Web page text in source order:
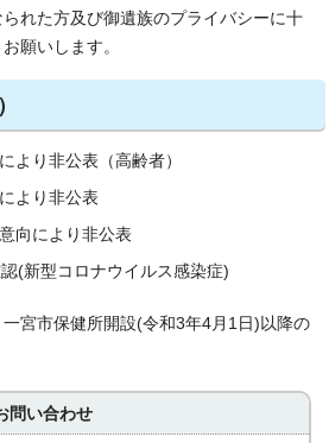
れた方及び御遺族のプライバシーに十
願いします。
り非公表（高齢者）
より非公表
向により非公表
(新型コロナウイルス感染症)
宮市保健所開設(令和3年4月1日)以降の
問い合わせ